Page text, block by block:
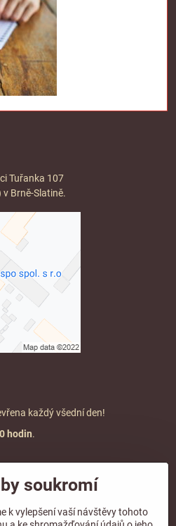
Tuřanka 107
v Brně-Slatině.
každý všední den!
hodin.
soukromí
k vylepšení vaší návštěvy tohoto